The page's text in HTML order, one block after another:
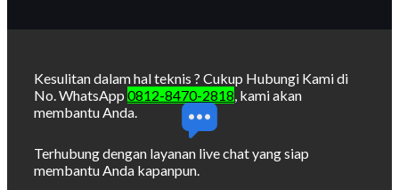
Kesulitan dalam hal teknis ? Cukup Hubungi Kami di
No. WhatsApp 0812-8470-2818, kami akan
membantu Anda.
Terhubung dengan layanan live chat yang siap
membantu Anda kapanpun.